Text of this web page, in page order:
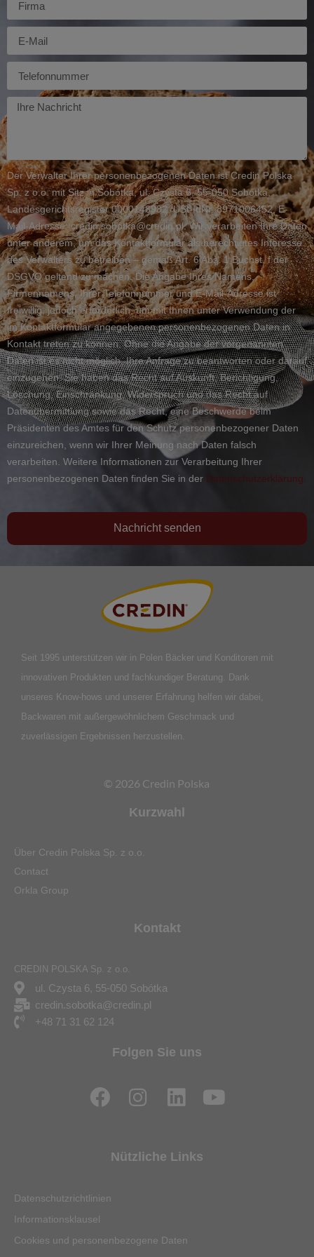
Twoja
wiadomość
Der Verwalter Ihrer personenbezogenen Daten ist Credin Polska
Sp. z o.o. mit Sitz in Sobótka, ul. Czysta 6, 55-050 Sobótka,
Landesgerichtsregister 0000148982, USt-IdNr. 8971006452, E-
Mail-Adresse: credin.sobotka@credin.pl. Wir verarbeiten Ihre Daten
unter anderem, um das Kontaktformular als berechtigtes Interesse
des Verwalters zu betreiben – gemäß Art. 6 Abs. 1 Buchst. f der
DSGVO geltend zu machen. Die Angabe Ihres Namens,
Firmennamens, Ihrer Telefonnummer und E-Mail-Adresse ist
freiwillig, jedoch erforderlich, um mit Ihnen unter Verwendung der
im Kontaktformular angegebenen personenbezogenen Daten in
Kontakt treten zu können. Ohne die Angabe der vorgenannten
Daten ist es nicht möglich, Ihre Anfrage zu beantworten oder darauf
einzugehen. Sie haben das Recht auf Auskunft, Berichtigung,
Löschung, Einschränkung, Widerspruch und das Recht auf
Datenübermittlung sowie das Recht, eine Beschwerde beim
Präsidenten des Amtes für den Schutz personenbezogener Daten
einzureichen, wenn wir Ihrer Meinung nach Daten falsch
verarbeiten. Weitere Informationen zur Verarbeitung Ihrer
personenbezogenen Daten finden Sie in der Datenschutzerklärung.
Nachricht senden
Seit 1995 unterstützen wir in Polen Bäcker und Konditoren mit
innovativen Produkten und fachkundiger Beratung. Dank
unseres Know-hows und unserer Erfahrung helfen wir dabei,
Backwaren mit außergewöhnlichem Geschmack und
zuverlässigen Ergebnissen herzustellen.
© 2026 Credin Polska
Kurzwahl
Über Credin Polska Sp. z o.o.
Contact
Orkla Group
Kontakt
CREDIN POLSKA Sp. z o.o.
ul. Czysta 6, 55-050 Sobótka
credin.sobotka@credin.pl
+48 71 31 62 124
Folgen Sie uns
F
a
o
o
k
I
n
t
a
L
i
k
n
Y
Nützliche Links
Datenschutzrichtlinien
Informationsklausel
Cookies und personenbezogene Daten